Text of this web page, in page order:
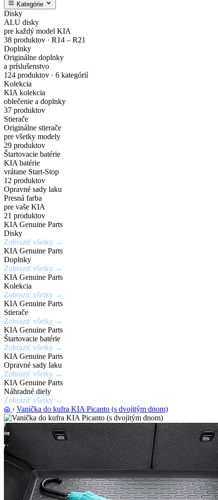
Kategórie
Zaregistruj
sa
a
nakupuj
originálne
príslušenstvo
za
výhodné
ceny
Získaj
výhody,
ktoré
inde
nedostaneš
Zaregistrovať
sa
Kompletný
cenník
originálnych
náhradných
dielov
Zadajte
originálne
číslo
dielu
a
zistite
aktuálnu
cenu
a
dostupnosť
Vyhľadať
diel
EV4
Zliatinový
disk
Gisa
Bicolour
7,5Jx19H2
/
5x114,3mm
/
ET52
Kúpiť
teraz
MODE3
Nabíjacie
káble
pre
elektrické
a
PHEV
vozidlá
Mimoriadne
odolné
voči
krúteniu
alebo
ohýbaniu
Zobraziť
ponuku
Sada
bezpečnostných
matíc
Dark
Chrome
Chráň
svoje
kolesá
s
istotou
a
eleganciou
Kúpiť
teraz
Opravné
sady
laku
karosérie
v
širokej
škále
odtieňov
Ideálne
riešenie
pre
rýchle
a
jednoduché
opravy
drobných
poškodení
laku
karosérie
Zobraziť
ponuku
Disky
ALU disky
pre každý model KIA
38 produktov · R14 – R21
Doplnky
Originálne doplnky
a príslušenstvo
124 produktov · 6 kategórií
Kolekcia
KIA kolekcia
oblečenie a doplnky
37 produktov
Stierače
Originálne stierače
pre všetky modely
29 produktov
Štartovacie batérie
KIA batérie
vrátane Start-Stop
12 produktov
Opravné sady laku
Presná farba
pre vaše KIA
21 produktov
KIA Genuine Parts
Disky
Zobraziť všetky →
KIA Genuine Parts
Doplnky
Zobraziť všetky →
KIA Genuine Parts
Kolekcia
Zobraziť všetky →
KIA Genuine Parts
Stierače
Zobraziť všetky →
KIA Genuine Parts
Štartovacie batérie
Zobraziť všetky →
KIA Genuine Parts
Opravné sady laku
Zobraziť všetky →
KIA Genuine Parts
Náhradné diely
Zobraziť všetky →
› Vanička do kufra KIA Picanto (s dvojitým dnom)